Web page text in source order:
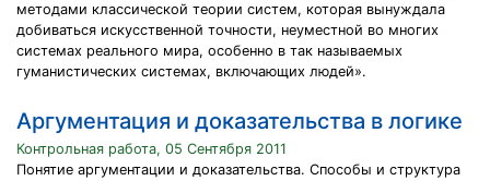
методами классической теории систем, которая вынуждала
добиваться искусственной точности, неуместной во многих
системах реального мира, особенно в так называемых
гуманистических системах, включающих людей».
Аргументация и доказательства в логике
Контрольная работа, 05 Сентября 2011
Понятие аргументации и доказательства. Способы и структура